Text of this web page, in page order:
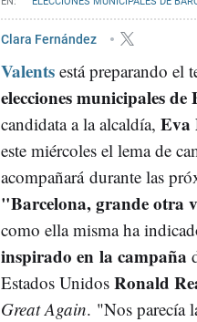
Clara Fernández
Valents está preparando el
elecciones municipales de
candidata a la alcaldía, Eva
este miércoles el lema de
acompañará durante las
"Barcelona, grande otra
como ella misma ha
inspirado en la campaña
Estados Unidos Ronald
Great Again. "Nos parecía